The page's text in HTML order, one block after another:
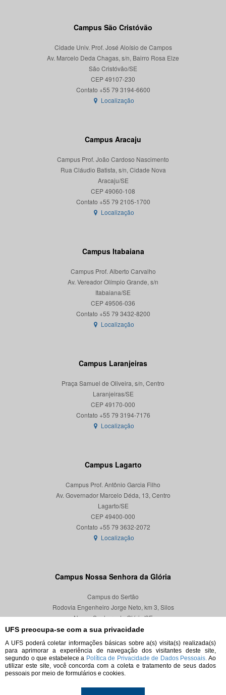
UFS preocupa-se com a sua privacidade
A UFS poderá coletar informações básicas sobre a(s) visita(s) realizada(s)
para aprimorar a experiência de navegação dos visitantes deste site,
segundo o que estabelece a Política de Privacidade de Dados Pessoais. Ao
utilizar este site, você concorda com a coleta e tratamento de seus dados
pessoais por meio de formulários e cookies.
Campus São Cristóvão
Cidade Univ. Prof. José Aloísio de Campos
Av. Marcelo Deda Chagas, s/n, Bairro Rosa Elze
São Cristóvão/SE
CEP 49107-230
Localização
Campus Aracaju
Campus Prof. João Cardoso Nascimento
Rua Cláudio Batista, s/n, Cidade Nova
Aracaju/SE
CEP 49060-108
Localização
Campus Itabaiana
Campus Prof. Alberto Carvalho
Av. Vereador Olímpio Grande, s/n
Itabaiana/SE
CEP 49506-036
Localização
Campus Laranjeiras
Praça Samuel de Oliveira, s/n, Centro
Laranjeiras/SE
CEP 49170-000
Localização
Campus Lagarto
Campus Prof. Antônio Garcia Filho
Av. Governador Marcelo Déda, 13, Centro
Lagarto/SE
CEP 49400-000
Localização
Campus Nossa Senhora da Glória
Campus do Sertão
Rodovia Engenheiro Jorge Neto, km 3, Silos
Nossa Senhora da Glória/SE
CEP 49680-000
Localização